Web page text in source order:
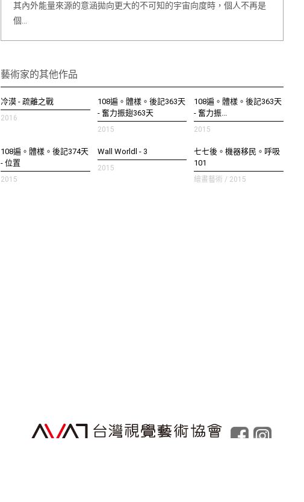
其內外能量來源的意涵拋向更大的不可知的宇宙向度時，個人不再是
個…
藝術家的其他作品
冷漠 - 疏離之戰
2016
108遍。體樣。後記363天
- 奮力振翅363天
2015
108遍。體樣。後記363天
- 奮力振...
2015
108遍。體樣。後記374天
- 位置
2015
Wall Worldl - 3
2015
七七後。機器移民。呼吸
101
繪畫藝術 / 2015